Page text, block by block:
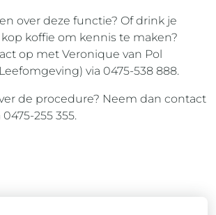
over deze functie? Of drink je
koffie om kennis te maken?
op met Veronique van Pol
via 0475-538 888.
de procedure? Neem dan contact
255 355.